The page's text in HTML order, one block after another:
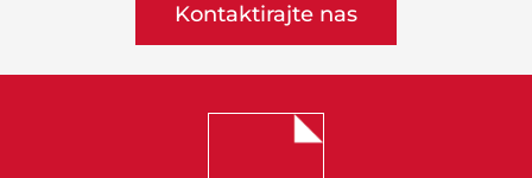
Kontaktirajte nas